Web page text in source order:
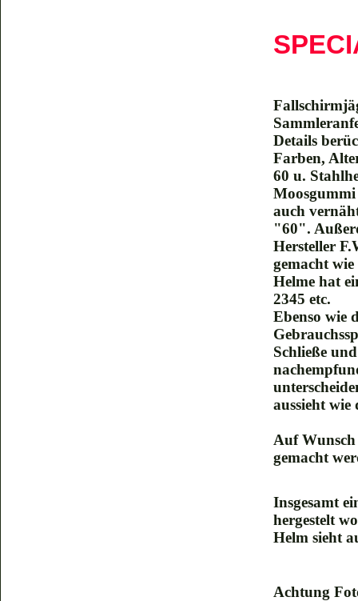
Details
Farben,
60 u.
auch
"60".
Hersteller
gemacht
Helme hat
2345 etc.
Ebenso wie
Schließe
aussieht
Auf
gemacht
Insgesamt
hergestelt
Helm sieht
Achtung